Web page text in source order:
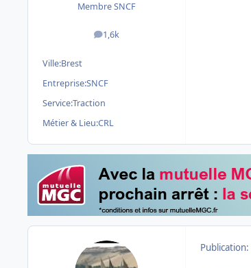
Membre SNCF
1,6k
messages
Ville:Brest
Entreprise:SNCF
Service:Traction
Métier & Lieu:CRL
Publication: